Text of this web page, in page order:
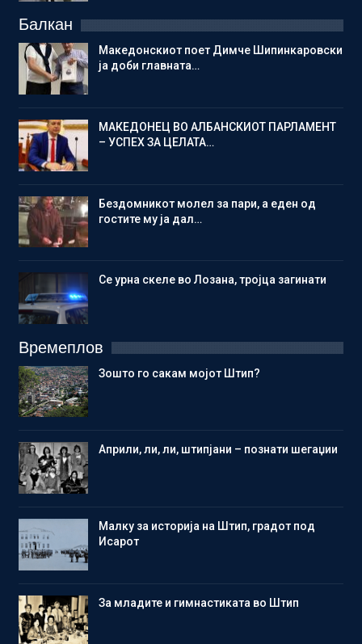
Балкан
Македонскиот поет Димче Шипинкаровски
ја доби главната…
МАКЕДОНЕЦ ВО АЛБАНСКИОТ ПАРЛАМЕНТ
– УСПЕХ ЗА ЦЕЛАТА…
Бездомникот молел за пари, а еден од
гостите му ја дал…
Се урна скеле во Лозана, тројца загинати
Времеплов
Зошто го сакам мојот Штип?
Aприли, ли, ли, штипјани – познати шегаџии
Малку за историја на Штип, градот под
Исарот
Зa младите и гимнастиката во Штип